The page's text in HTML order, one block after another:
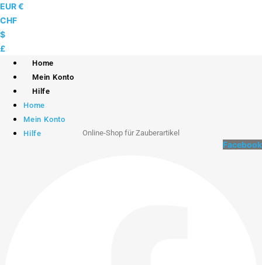
Skip
to
content
EUR €
CHF
$
£
Home
Mein Konto
Hilfe
Home
Mein Konto
Hilfe
Online-Shop für Zauberartikel
Facebook